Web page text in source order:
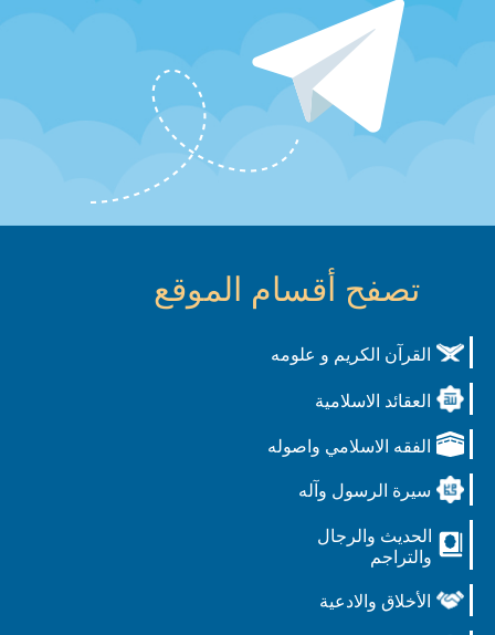
تصفح أقسام الموقع
القرآن الكريم و علومه
العقائد الاسلامية
الفقه الاسلامي واصوله
سيرة الرسول وآله
الحديث والرجال
والتراجم
الأخلاق والادعية